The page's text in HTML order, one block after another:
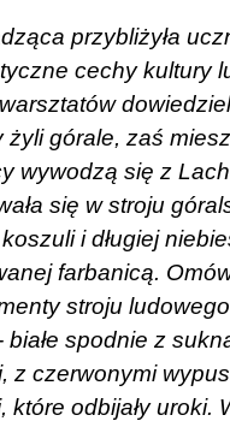
przybliżyła
cechy kultury
żyli górale, zaś
wywodzą się z
się w stroju
i długiej
farbanicą.
stroju
białe spodnie z
z czerwonymi
które odbijały uroki.